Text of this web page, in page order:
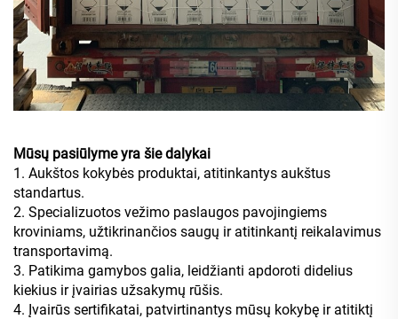
Mūsų pasiūlyme yra šie dalykai
1. Aukštos kokybės produktai, atitinkantys aukštus
standartus.
2. Specializuotos vežimo paslaugos pavojingiems
kroviniams, užtikrinančios saugų ir atitinkantį reikalavimus
transportavimą.
3. Patikima gamybos galia, leidžianti apdoroti didelius
kiekius ir įvairias užsakymų rūšis.
4. Įvairūs sertifikatai, patvirtinantys mūsų kokybę ir atitiktį